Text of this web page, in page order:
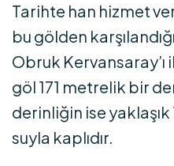
Tarihte han hizmet
bu gölden
Obruk
göl 171 metrelik bir
derinliğin ise
suyla kaplıdır.